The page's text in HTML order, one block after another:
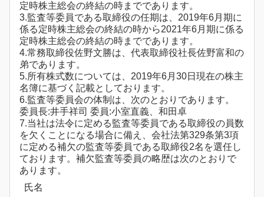
定時株主総会の終結の時までであります。
3.監査等委員である取締役の任期は、2019年6月期に
係る定時株主総会の終結の時から2021年6月期に係る
定時株主総会の終結の時までであります。
4.常務取締役佐野文勝は、代表取締役社長佐野富和の
弟であります。
5.所有株式数については、2019年6月30日現在の株主
名簿に基づく記載としております。
6.監査等委員会の体制は、次のとおりであります。
委員長:井手祥司 委員:小室直義、和田卓
7.当社は法令に定める監査等委員である取締役の員数
を欠くことになる場合に備え、会社法第329条第3項
に定める補欠の監査等委員である取締役2名を選任し
ております。補欠監査等委員の略歴は次のとおりで
あります。
氏名